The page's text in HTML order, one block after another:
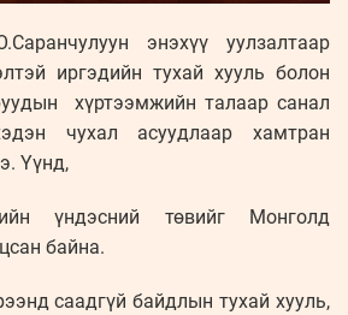
энэхүү уулзалтаар
иргэдийн тухай хууль болон
хүртээмжийн талаар санал
чухал асуудлаар хамтран
Үүнд,
үндэсний төвийг Монголд
байна.
саадгүй байдлын тухай хууль,